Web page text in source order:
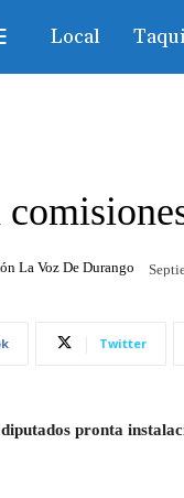
Local
La Voz De Durango
Twitter
pronta